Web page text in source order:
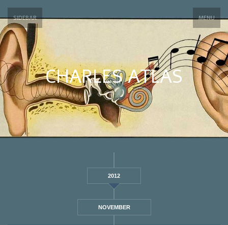
SIDEBAR MENU
CHARLES ATLAS
2012
NOVEMBER